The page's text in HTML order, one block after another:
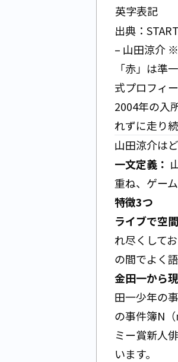
英字表記
出典：
– 山田涼介 ※
「赤」は準
式プロフィ
2004年の入
れずに走り
山田涼介は
一文定義：
重ね、ゲー
特徴3つ
ライブで空
れ尽くして
の間でよく
金田一から
田一少年の
の事件簿N
ミー賞新人
います。